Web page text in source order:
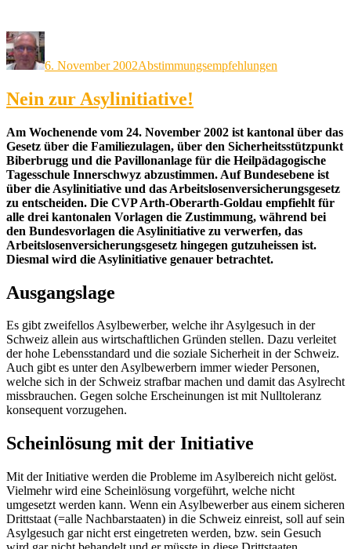
Autor
Veröffentlicht
am
6. November 2002Abstimmungsempfehlungen
Nein zur Asylinitiative!
Am Wochenende vom 24. November 2002 ist kantonal über das
Gesetz über die Familiezulagen, über den Sicherheitsstützpunkt
Biberbrugg und die Pavillonanlage für die Heilpädagogische
Tagesschule Innerschwyz abzustimmen. Auf Bundesebene ist
über die Asylinitiative und das Arbeitslosenversicherungsgesetz
zu entscheiden. Die CVP Arth-Oberarth-Goldau empfiehlt für
alle drei kantonalen Vorlagen die Zustimmung, während bei
den Bundesvorlagen die Asylinitiative zu verwerfen, das
Arbeitslosenversicherungsgesetz hingegen gutzuheissen ist.
Diesmal wird die Asylinitiative genauer betrachtet.
Ausgangslage
Es gibt zweifellos Asylbewerber, welche ihr Asylgesuch in der
Schweiz allein aus wirtschaftlichen Gründen stellen. Dazu verleitet
der hohe Lebensstandard und die soziale Sicherheit in der Schweiz.
Auch gibt es unter den Asylbewerbern immer wieder Personen,
welche sich in der Schweiz strafbar machen und damit das Asylrecht
missbrauchen. Gegen solche Erscheinungen ist mit Nulltoleranz
konsequent vorzugehen.
Scheinlösung mit der Initiative
Mit der Initiative werden die Probleme im Asylbereich nicht gelöst.
Vielmehr wird eine Scheinlösung vorgeführt, welche nicht
umgesetzt werden kann. Wenn ein Asylbewerber aus einem sicheren
Drittstaat (=alle Nachbarstaaten) in die Schweiz einreist, soll auf sein
Asylgesuch gar nicht erst eingetreten werden, bzw. sein Gesuch